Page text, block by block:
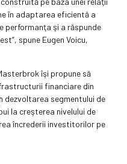
în adaptarea eficientă a
performanţa şi a răspunde
spune Eugen Voicu,
îşi propune să
financiare din
dezvoltarea segmentului de
la creşterea nivelului de
încrederii investitorilor pe